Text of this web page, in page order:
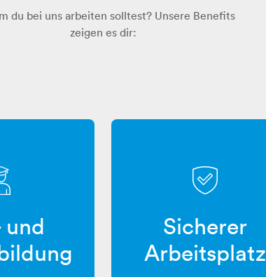
du bei uns arbeiten solltest? Unsere Benefits
zeigen es dir:
und
Sicherer
Arbeitsplatz